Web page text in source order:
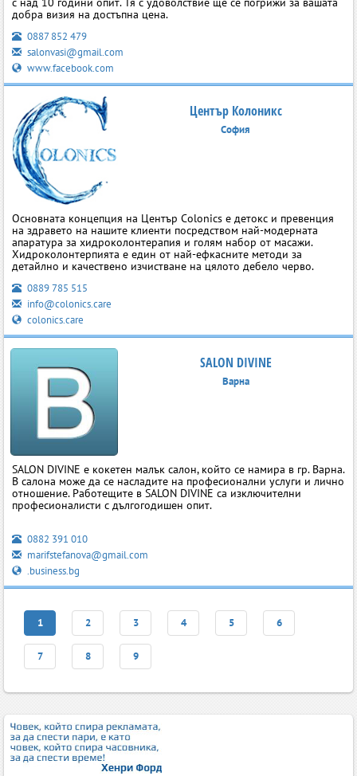
добра визия на достъпна цена.
0887 852 479
salonvasi@gmail.com
www.facebook.com
Център Колоникс
София
Основната концепция на Център Colonics е детокс и превенция
на здравето на нашите клиенти посредством най-модерната
апаратура за хидроколонтерапия и голям набор от масажи.
Хидроколонтерпията е един от най-ефкасните методи за
детайлно и качествено изчистване на цялото дебело черво.
0889 785 515
info@colonics.care
colonics.care
SALON DIVINE
Варна
SALON DIVINE е кокетен малък салон, който се намира в гр. Варна.
В салона може да се насладите на професионални услуги и лично
отношение. Работещите в SALON DIVINE са изключителни
професионалисти с дългогодишен опит.
0882 391 010
marifstefanova@gmail.com
.business.bg
1 2 3 4 5 6
7 8 9